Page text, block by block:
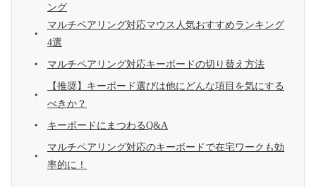
ング
マルチペアリング対応マウス人気おすすめランキング
4選
マルチペアリング対応キーボードの切り替え方法
【推奨】キーボード選びは他にどんな項目を気にする
べきか？
キーボードにまつわるQ&A
マルチペアリング対応のキーボードで在宅ワークも効
率的に！